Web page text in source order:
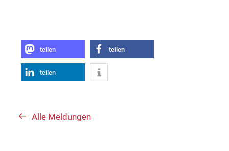
teilen teilen
teilen
Alle Meldungen